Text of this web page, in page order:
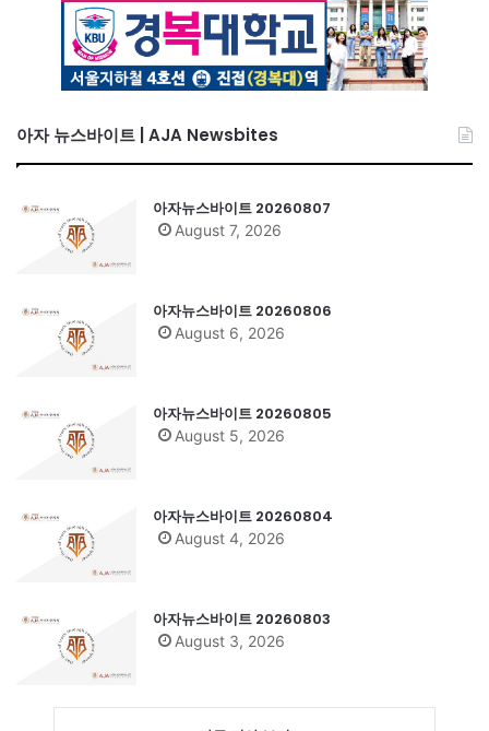
아자 뉴스바이트 | AJA Newsbites
아자뉴스바이트 20260807
August 7, 2026
아자뉴스바이트 20260806
August 6, 2026
아자뉴스바이트 20260805
August 5, 2026
아자뉴스바이트 20260804
August 4, 2026
아자뉴스바이트 20260803
August 3, 2026